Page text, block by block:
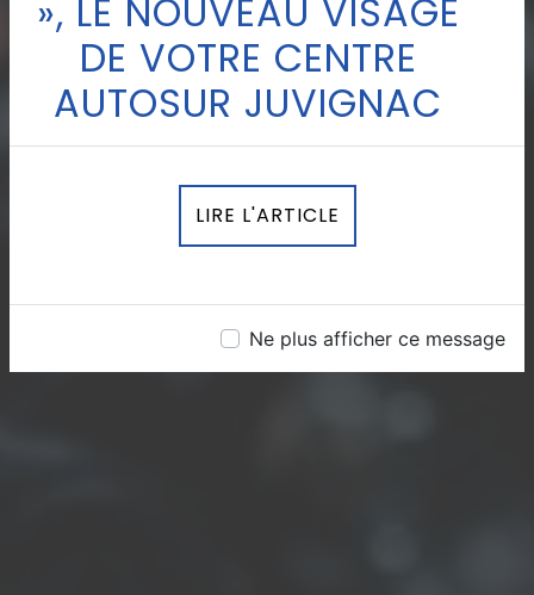
», LE NOUVEAU VISAGE
DE VOTRE CENTRE
AUTOSUR JUVIGNAC
LIRE L'ARTICLE
Ne plus afficher ce message